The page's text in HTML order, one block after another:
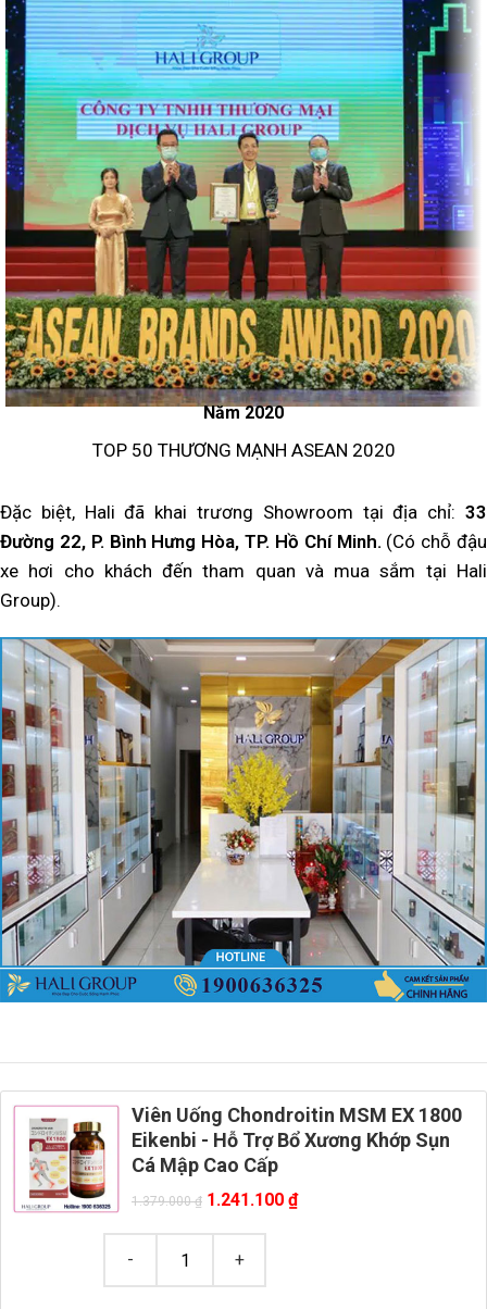
Năm 2020
TOP 50 THƯƠNG MẠNH ASEAN 2020
Đặc biệt, Hali đã khai trương Showroom tại địa chỉ: 33
Đường 22, P. Bình Hưng Hòa, TP. Hồ Chí Minh. (Có chỗ đậu
xe hơi cho khách đến tham quan và mua sắm tại Hali
Group).
Viên Uống Chondroitin MSM EX 1800
Eikenbi - Hỗ Trợ Bổ Xương Khớp Sụn
Cá Mập Cao Cấp
1.379.000₫ 1.241.100 ₫